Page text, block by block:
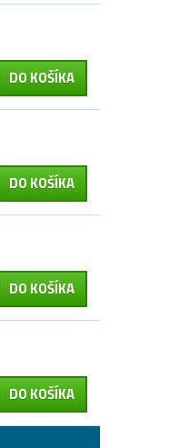
DO KOŠÍKA
DO KOŠÍKA
DO KOŠÍKA
DO KOŠÍKA